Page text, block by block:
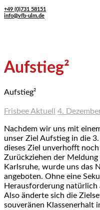
+49 (0)731 58151
info@vfb-ulm.de
Aufstieg²
Aufstieg²
Frisbee Aktuell 4.
Nachdem wir uns mit
unser Ziel Aufstieg in die
dieses Ziel unverhofft
Zurückziehen der
Karlsruhe, wurde uns das
angeboten. Ohne eine
Herausforderung natürlich
Also änderte sich die
souveränen Klassenerhalt